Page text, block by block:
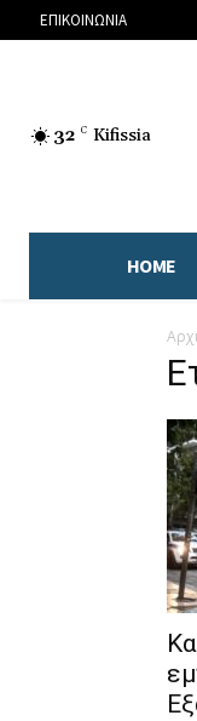
ΕΠΙΚΟΙΝΩΝΙΑ
32 C Kifissia
HOME